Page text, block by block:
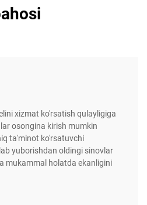
xizmat ko'rsatish qulayligiga
osongina kirish mumkin
ta'minot ko'rsatuvchi
yuborishdan oldingi sinovlar
mukammal holatda ekanligini